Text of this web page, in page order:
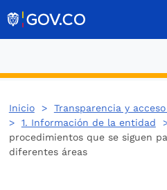
Inicio> Transparencia y
> 1. Información de la entidad
procedimientos que se siguen
diferentes áreas